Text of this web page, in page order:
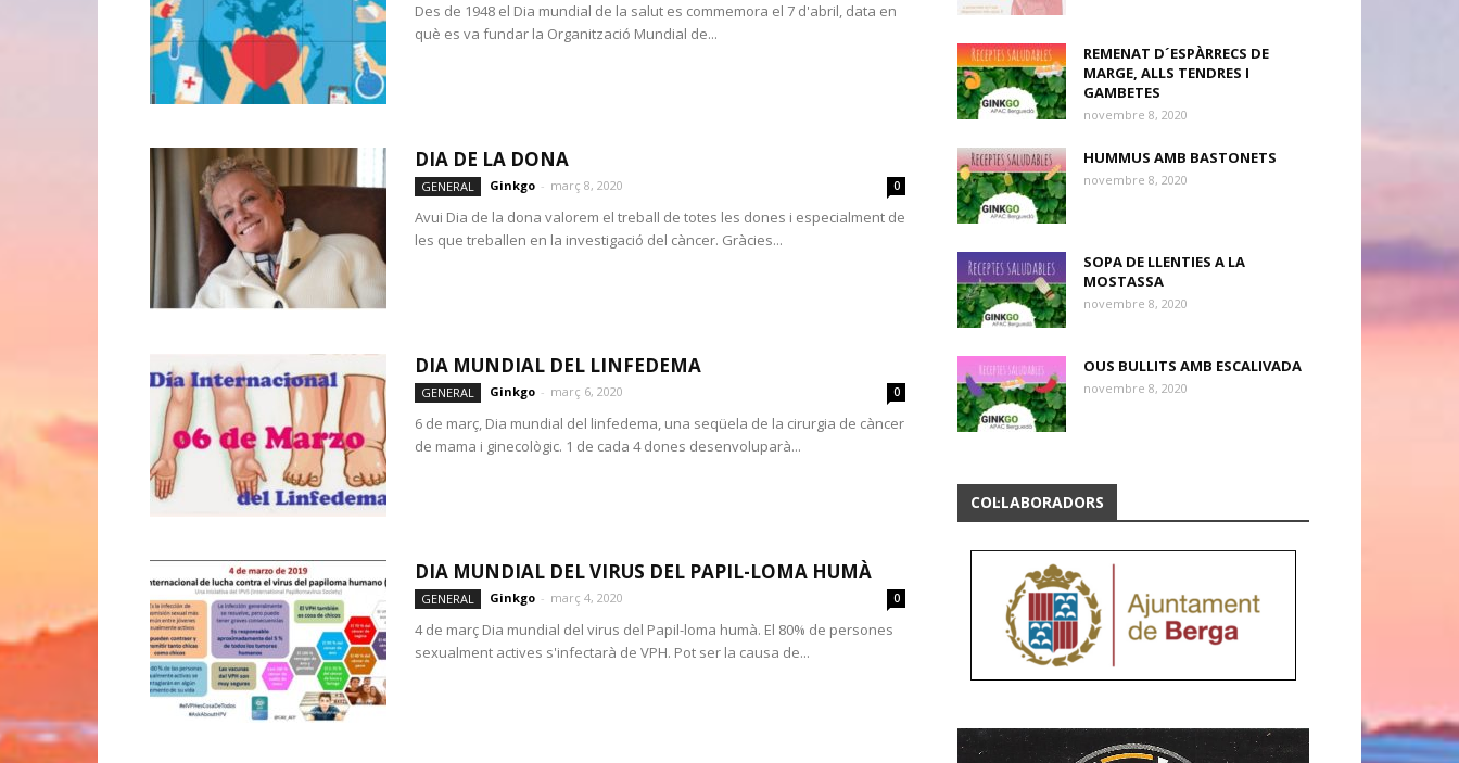
Des de 1948 el Dia mundial de la salut es commemora el 7 d'abril, data en
què es va fundar la Organització Mundial de...
DIA DE LA DONA
GENERAL Ginkgo - març 8, 2020 0
Avui Dia de la dona valorem el treball de totes les dones i especialment de
les que treballen en la investigació del càncer. Gràcies...
DIA MUNDIAL DEL LINFEDEMA
GENERAL Ginkgo - març 6, 2020 0
6 de març, Dia mundial del linfedema, una seqüela de la cirurgia de càncer
de mama i ginecològic. 1 de cada 4 dones desenvoluparà...
DIA MUNDIAL DEL VIRUS DEL PAPIL-LOMA HUMÀ
GENERAL Ginkgo - març 4, 2020 0
4 de març Dia mundial del virus del Papil-loma humà. El 80% de persones
sexualment actives s'infectarà de VPH. Pot ser la causa de...
REMENAT D´ESPÀRRECS DE
MARGE, ALLS TENDRES I
GAMBETES
novembre 8, 2020
HUMMUS AMB BASTONETS
novembre 8, 2020
SOPA DE LLENTIES A LA
MOSTASSA
novembre 8, 2020
OUS BULLITS AMB ESCALIVADA
novembre 8, 2020
COL·LABORADORS